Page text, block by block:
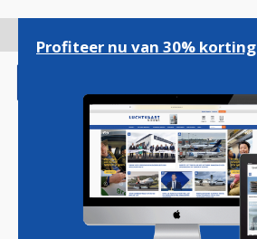
gaan
Magazine Podcasts
Profiteer nu van 30% korting